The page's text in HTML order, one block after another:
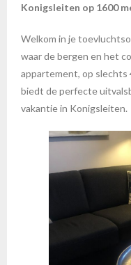
Konigsleiten op 1600
Welkom in je
waar de bergen en het
appartement, op slechts
biedt de perfecte
vakantie in Konigsleiten.